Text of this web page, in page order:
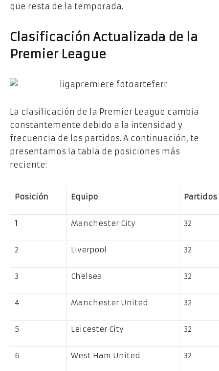
que resta de la temporada.
Clasificación Actualizada de la
Premier League
La clasificación de la Premier League cambia
constantemente debido a la intensidad y
frecuencia de los partidos. A continuación, te
presentamos la tabla de posiciones más
reciente:
Posición Equipo Partidos
1 Manchester City 32
2 Liverpool 32
3 Chelsea 32
4 Manchester United 32
5 Leicester City 32
6 West Ham United 32